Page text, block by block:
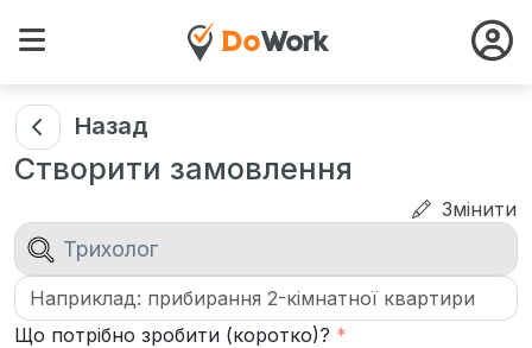
Назад
Створити замовлення
Змінити
Що потрібно зробити (коротко)? *